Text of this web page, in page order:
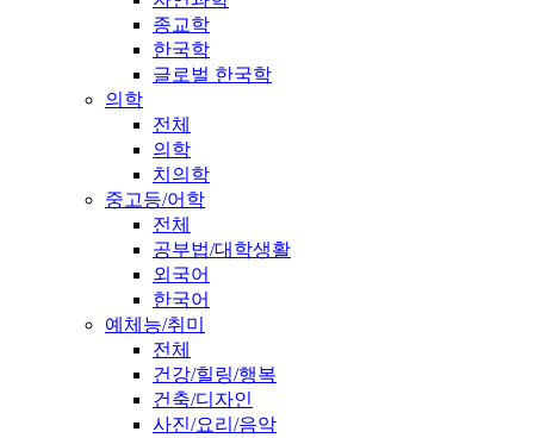
종교학
한국학
글로벌 한국학
의학
전체
의학
치의학
중고등/어학
전체
공부법/대학생활
외국어
한국어
예체능/취미
전체
건강/힐링/행복
건축/디자인
사진/요리/음악